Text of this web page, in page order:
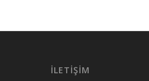
İLETIŞIM